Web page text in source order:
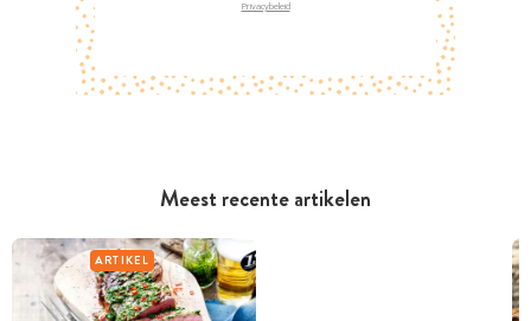
Meest recente artikelen
ARTIKEL
Privacybeleid